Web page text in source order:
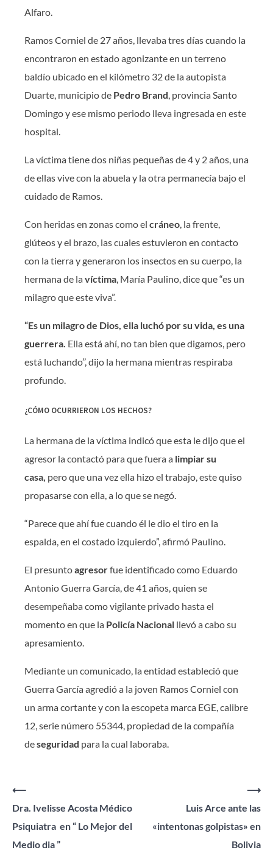
Alfaro.
Ramos Corniel de 27 años, llevaba tres días cuando la
encontraron en estado agonizante en un terreno
baldío ubicado en el kilómetro 32 de la autopista
Duarte, municipio de Pedro Brand , provincia Santo
Domingo y ese mismo periodo lleva ingresada en este
hospital.
La víctima tiene dos niñas pequeñas de 4 y 2 años, una
de ellas vive con la abuela y la otra permanecía bajo el
cuidado de Ramos.
Con heridas en zonas como el cráneo , la frente,
glúteos y el brazo, las cuales estuvieron en contacto
con la tierra y generaron los insectos en su cuerpo, la
hermana de lavíctima , María Paulino, dice que “es un
milagro que este viva”.
“Es un milagro de Dios, ella luchó por su vida, es una
guerrera. Ella está ahí, no tan bien que digamos, pero
está luchando’’, dijo la hermana mientras respiraba
profundo.
¿CÓMO OCURRIERON LOS HECHOS?
La hermana de la víctima indicó que esta le dijo que el
agresor la contactó para que fuera a limpiar su
casa, pero que una vez ella hizo el trabajo, este quiso
propasarse con ella, a lo que se negó.
“Parece que ahí fue cuando él le dio el tiro en la
espalda, en el costado izquierdo”, afirmó Paulino.
El presuntoagresorfue identificado como Eduardo
Antonio Guerra García, de 41 años, quien se
desempeñaba como vigilante privado hasta el
momento en que la Policía Nacional llevó a cabo su
apresamiento.
Mediante un comunicado, la entidad estableció que
Guerra García agredió a la joven Ramos Corniel con
un arma cortante y con la escopeta marca EGE, calibre
12, serie número 55344, propiedad de la compañía
deseguridad para la cual laboraba.
Navegación
de
entradas
⟵
Dra. Ivelisse Acosta Médico
Psiquiatra en “ Lo Mejor del
Medio dia ”
Luis Arce ante las
«intentonas golpistas» en
Bolivia
⟶